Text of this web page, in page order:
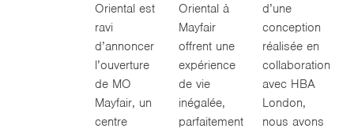
Oriental est
ravi
d’annoncer
l’ouverture
de MO
Mayfair, un
centre
Oriental à
Mayfair
offrent une
expérience
de vie
inégalée,
parfaitement
d’une
conception
réalisée en
collaboration
avec HBA
London,
nous avons